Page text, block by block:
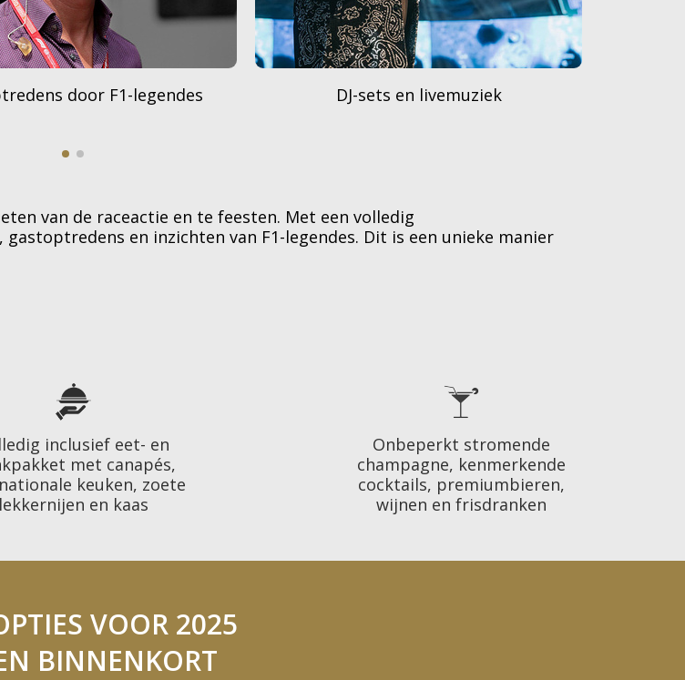
vloeiende champagne en
Volg de race op meerdere schermen
van de raceactie en te feesten. Met een volledig
en inzichten van F1-legendes. Dit is een unieke manier
inclusief eet- en
met canapés,
keuken, zoete
lekkernijen en kaas
Onbeperkt stromende
champagne, kenmerkende
cocktails, premiumbieren,
wijnen en frisdranken
VOOR 2025
BINNENKORT